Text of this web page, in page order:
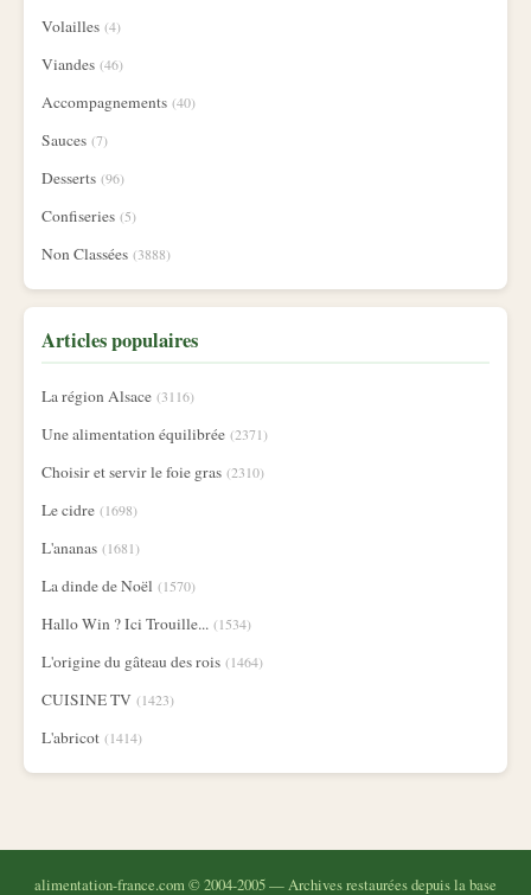
Volailles (4)
Viandes (46)
Accompagnements (40)
Sauces (7)
Desserts (96)
Confiseries (5)
Non Classées (3888)
Articles populaires
La région Alsace (3116)
Une alimentation équilibrée (2371)
Choisir et servir le foie gras (2310)
Le cidre (1698)
L'ananas (1681)
La dinde de Noël (1570)
Hallo Win ? Ici Trouille... (1534)
L'origine du gâteau des rois (1464)
CUISINE TV (1423)
L'abricot (1414)
alimentation-france.com © 2004-2005 — Archives restaurées depuis la base